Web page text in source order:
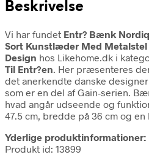
Beskrivelse
Vi har fundet Entr? Bænk
Sort Kunstlæder Med Metalstel
Design hos Likehome.dk i
Til Entr?en. Her præsenteres
det anerkendte danske
som er en del af Gain-serien.
hvad angår udseende og
47.5 cm, bredde på 36 cm og
Yderlige produktinformationer:
Produkt id: 13899